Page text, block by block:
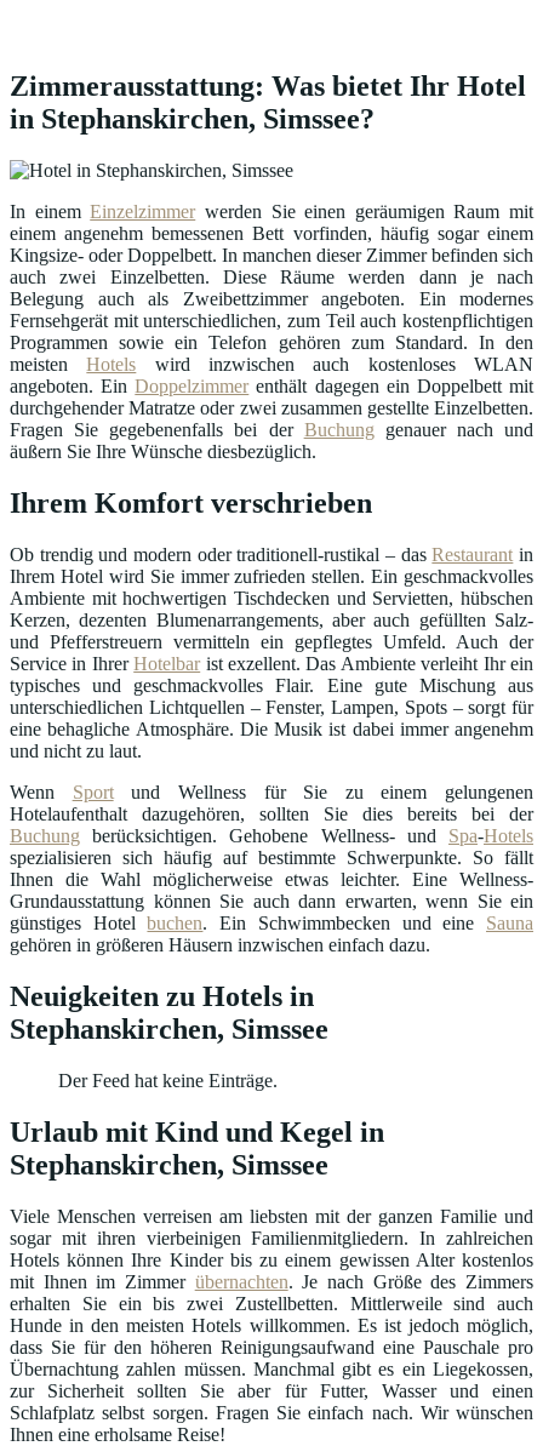
Zimmerausstattung: Was bietet Ihr Hotel
in Stephanskirchen, Simssee?
In einemEinzelzimmerwerden Sie einen geräumigen Raum mit
einem angenehm bemessenen Bett vorfinden, häufig sogar einem
Kingsize- oder Doppelbett. In manchen dieser Zimmer befinden sich
auch zwei Einzelbetten. Diese Räume werden dann je nach
Belegung auch als Zweibettzimmer angeboten. Ein modernes
Fernsehgerät mit unterschiedlichen, zum Teil auch kostenpflichtigen
Programmen sowie ein Telefon gehören zum Standard. In den
meistenHotels wird inzwischen auch kostenloses WLAN
angeboten. EinDoppelzimmerenthält dagegen ein Doppelbett mit
durchgehender Matratze oder zwei zusammen gestellte Einzelbetten.
Fragen Sie gegebenenfalls bei der Buchung genauer nach und
äußern Sie Ihre Wünsche diesbezüglich.
Ihrem Komfort verschrieben
Ob trendig und modern oder traditionell-rustikal – dasRestaurant in
Ihrem Hotel wird Sie immer zufrieden stellen. Ein geschmackvolles
Ambiente mit hochwertigen Tischdecken und Servietten, hübschen
Kerzen, dezenten Blumenarrangements, aber auch gefüllten Salz-
und Pfefferstreuern vermitteln ein gepflegtes Umfeld. Auch der
Service in IhrerHotelbarist exzellent. Das Ambiente verleiht Ihr ein
typisches und geschmackvolles Flair. Eine gute Mischung aus
unterschiedlichen Lichtquellen – Fenster, Lampen, Spots – sorgt für
eine behagliche Atmosphäre. Die Musik ist dabei immer angenehm
und nicht zu laut.
Wenn Sportund Wellness für Sie zu einem gelungenen
Hotelaufenthalt dazugehören, sollten Sie dies bereits bei der
Buchung berücksichtigen. Gehobene Wellness- und Spa-Hotels
spezialisieren sich häufig auf bestimmte Schwerpunkte. So fällt
Ihnen die Wahl möglicherweise etwas leichter. Eine Wellness-
Grundausstattung können Sie auch dann erwarten, wenn Sie ein
günstiges Hotelbuchen. Ein Schwimmbecken und eine Sauna
gehören in größeren Häusern inzwischen einfach dazu.
Neuigkeiten zu Hotels in
Stephanskirchen, Simssee
Der Feed hat keine Einträge.
Urlaub mit Kind und Kegel in
Stephanskirchen, Simssee
Viele Menschen verreisen am liebsten mit der ganzen Familie und
sogar mit ihren vierbeinigen Familienmitgliedern. In zahlreichen
Hotels können Ihre Kinder bis zu einem gewissen Alter kostenlos
mit Ihnen im Zimmer übernachten. Je nach Größe des Zimmers
erhalten Sie ein bis zwei Zustellbetten. Mittlerweile sind auch
Hunde in den meisten Hotels willkommen. Es ist jedoch möglich,
dass Sie für den höheren Reinigungsaufwand eine Pauschale pro
Übernachtung zahlen müssen. Manchmal gibt es ein Liegekossen,
zur Sicherheit sollten Sie aber für Futter, Wasser und einen
Schlafplatz selbst sorgen. Fragen Sie einfach nach. Wir wünschen
Ihnen eine erholsame Reise!